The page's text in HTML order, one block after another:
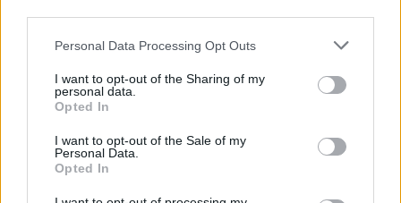
Please note that this website/app uses one or more Google
not limited to your visit or usage behaviour. You may click to
grant or deny consent to Google and its third-party tags to
use your data for below specified purposes in below Google
consent section.
Personal Data Processing Opt Outs
I want to opt-out of the Sharing of my
personal data.
Opted In
I want to opt-out of the Sale of my
Personal Data.
Opted In
is végig kitartott. És nem feledkezhetünk meg
Airól sem, aki a gyengébb kezdés után
megtalálta a formáját, és a futam végén
könnyedén hajtott végre hihetetlen
lehetünk a mai nap után, mert úgy tűnik,